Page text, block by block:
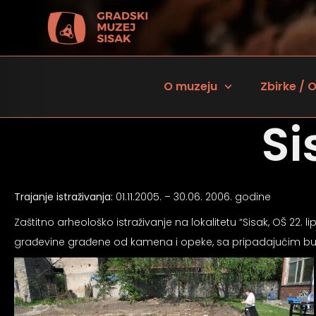
O muzeju Zbirke /
Trajanje istraživanja: 01.11.2005. – 30.06. 2006. godine
Zaštitno arheološko istraživanje na lokalitetu “Sisak, OŠ
građevine građene od kamena i opeke, sa pripadajućim
za osobe sa oštećenjem vida